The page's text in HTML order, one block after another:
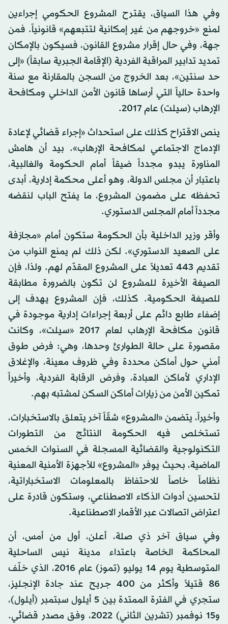
وفي هذا السياق، يقترح المشروع الحكومي إجراءين
لمنع «خروجهم من غير إمكانية لتتبعهم» قانونياً. فمن
جهة، وفي حال إقرار مشروع القانون، فسيكون بالإمكان
تمديد تدابير المراقبة الفردية (الإقامة الجبرية سابقاً) «إلى
حد سنتين»، بعد الخروج من السجن بالمقارنة مع سنة
واحدة حالياً التي أرساها قانون الأمن الداخلي ومكافحة
الإرهاب (سيلت) عام 2017.
ينص الاقتراح كذلك على استحداث «إجراء قضائي لإعادة
الإدماج الاجتماعي لمكافحة الإرهاب». بيد أن هامش
المناورة يبدو مجدداً ضيقاً أمام الحكومة والغالبية،
باعتبار أن مجلس الدولة، وهو أعلى محكمة إدارية، أبدى
تحفظه على مضمون المشروع، ما يفتح الباب لنقضه
مجدداً أمام المجلس الدستوري.
وأقر وزير الداخلية بأن الحكومة ستكون أمام «مجازفة
على الصعيد الدستوري». لكن ذلك لم يمنع النواب من
تقديم 443 تعديلاً على المشروع المقدّم لهم. ولذا، فإن
الصيغة الأخيرة للمشروع لن تكون بالضرورة مطابقة
للصيغة الحكومية. كذلك، فإن المشروع يهدف إلى
إضفاء طابع دائم على أربعة إجراءات إدارية موجودة في
قانون مكافحة الإرهاب لعام 2017 «سيلت»، وكانت
مقصورة على حالة الطوارئ وحدها، وهي: فرض طوق
أمني حول أماكن محددة وفي ظروف معينة، والإغلاق
الإداري لأماكن العبادة، وفرض الرقابة الفردية، وأخيراً
تمكين الأمن من زيارات أماكن السكن لمشتبه بهم.
وأخيراً، يتضمن «المشروع» شقّاً آخر يتعلق بالاستخبارات،
تستخلص فيه الحكومة النتائج من التطورات
التكنولوجية والقضائية المسجلة في السنوات الخمس
الماضية، بحيث يوفر «المشروع» للأجهزة الأمنية المعنية
نظاماً خاصاً للاحتفاظ بالمعلومات الاستخباراتية،
لتحسين أدوات الذكاء الاصطناعي، وستكون قادرة على
اعتراض اتصالات عبر الأقمار الاصطناعية.
وفي سياق آخر ذي صلة، أعلن، أول من أمس، أن
المحاكمة الخاصة باعتداء مدينة نيس الساحلية
المتوسطية يوم 14 يوليو (تموز) عام 2016، الذي خلّف
86 قتيلاً وأكثر من 400 جريح عند جادة الإنجليز،
ستجري في الفترة الممتدة بين 5 أيلول سبتمبر (أيلول)،
و15 نوفمبر (تشرين الثاني) 2022، وفق مصدر قضائي.